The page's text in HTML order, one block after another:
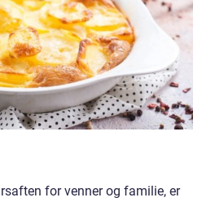
for venner og familie, er